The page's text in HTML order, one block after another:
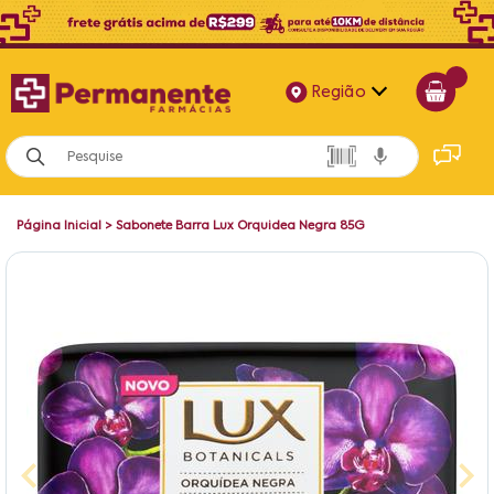
Região
Alagoas
Bahia
Página Inicial > Sabonete Barra Lux Orquidea Negra 85G